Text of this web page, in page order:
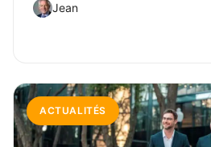
Jean
ACTUALITÉS